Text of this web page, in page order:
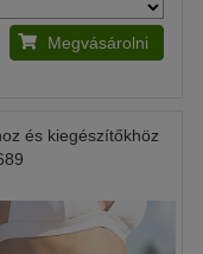
Megvásárolni
és kiegészítőkhöz